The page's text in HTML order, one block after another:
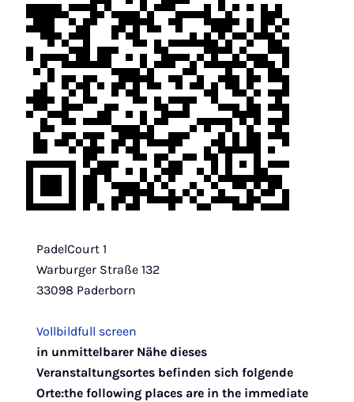
PadelCourt 1
Warburger Straße 132
33098 Paderborn
Vollbildfull screen
+
−
Leaflet|Map data ©
in unmittelbarer Nähe dieses
Veranstaltungsortes befinden sich folgende
Orte:the following places are in the immediate